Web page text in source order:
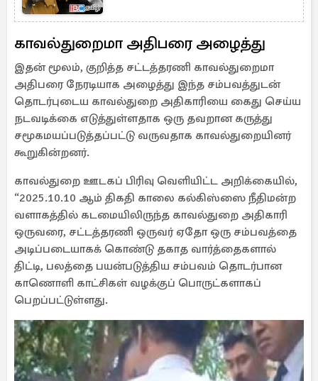
காவல்துறைமா அதிபரை அழைத்து
இதன் மூலம், குறித்த சட்டத்தரணி காவல்துறைமா
அதிபரை நேரடியாக அழைத்து இந்த சம்பவத்துடன்
தொடர்புடைய காவல்துறை அதிகாரியை கைது செய்ய
நடவடிக்கை எடுத்துள்ளதாக ஒரு தவறான கருத்து
சமூகமயப்படுத்தப்பட்டு வருவதாக காவல்துறையினர்
கூறுகின்றனர்.
காவல்துறை ஊடகப் பிரிவு வெளியிட்ட அறிக்கையில்,
“2025.10.10 ஆம் திகதி காலை கல்கிஸ்ஸை நீதிமன்ற
வளாகத்தில் கடமையிலிருந்த காவல்துறை அதிகாரி
ஒருவரை, சட்டத்தரணி ஒருவர் ஏதோ ஒரு சம்பவத்தை
அடிப்படையாகக் கொண்டு தகாத வார்த்தைகளால்
திட்டி, பலத்தை பயன்படுத்திய சம்பவம் தொடர்பான
காணொளி காட்சிகள் வழக்குப் பொருட்களாகப்
பெறப்பட்டுள்ளது.